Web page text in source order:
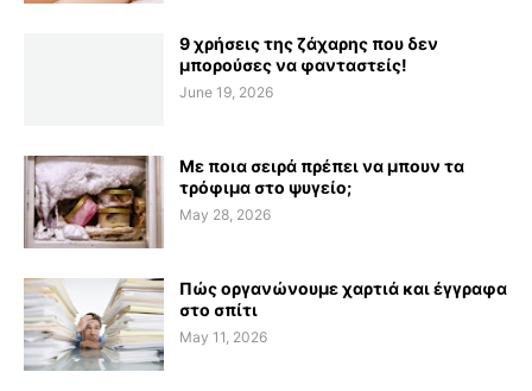
9 χρήσεις της ζάχαρης που δεν
μπορούσες να φανταστείς!
June 19, 2026
Με ποια σειρά πρέπει να μπουν τα
τρόφιμα στο ψυγείο;
May 28, 2026
Πώς οργανώνουμε χαρτιά και έγγραφα
στο σπίτι
May 11, 2026